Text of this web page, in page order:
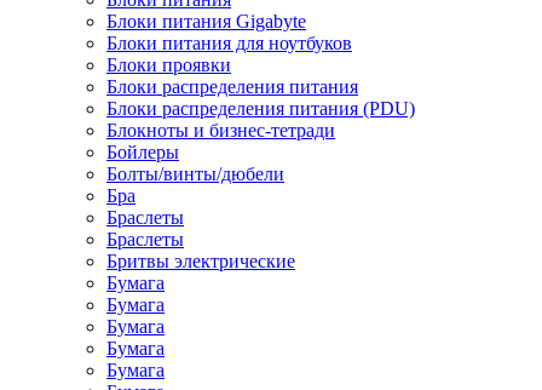
Блоки питания Gigabyte
Блоки питания для ноутбуков
Блоки проявки
Блоки распределения питания
Блоки распределения питания (PDU)
Блокноты и бизнес-тетради
Бойлеры
Болты/винты/дюбели
Бра
Браслеты
Браслеты
Бритвы электрические
Бумага
Бумага
Бумага
Бумага
Бумага